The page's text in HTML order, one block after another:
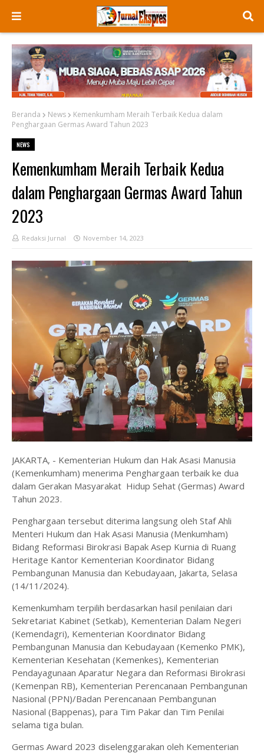
Beranda News
Kemenkumham Meraih Terbaik Kedua dalam
Penghargaan Germas Award Tahun 2023
NEWS
Kemenkumham Meraih Terbaik Kedua
dalam Penghargaan Germas Award Tahun
2023
Redaksi Jurnal November 14, 2023
JAKARTA, - Kementerian Hukum dan Hak Asasi Manusia
(Kemenkumham) menerima Penghargaan terbaik ke dua
dalam Gerakan Masyarakat Hidup Sehat (Germas) Award
Tahun 2023.
Penghargaan tersebut diterima langsung oleh Staf Ahli
Menteri Hukum dan Hak Asasi Manusia (Menkumham)
Bidang Reformasi Birokrasi Bapak Asep Kurnia di Ruang
Heritage Kantor Kementerian Koordinator Bidang
Pembangunan Manusia dan Kebudayaan, Jakarta, Selasa
(14/11/2024).
Kemenkumham terpilih berdasarkan hasil penilaian dari
Sekretariat Kabinet (Setkab), Kementerian Dalam Negeri
(Kemendagri), Kementerian Koordinator Bidang
Pembangunan Manusia dan Kebudayaan (Kemenko PMK),
Kementerian Kesehatan (Kemenkes), Kementerian
Pendayagunaan Aparatur Negara dan Reformasi Birokrasi
(Kemenpan RB), Kementerian Perencanaan Pembangunan
Nasional (PPN)/Badan Perencanaan Pembangunan
Nasional (Bappenas), para Tim Pakar dan Tim Penilai
selama tiga bulan.
Germas Award 2023 diselenggarakan oleh Kementerian